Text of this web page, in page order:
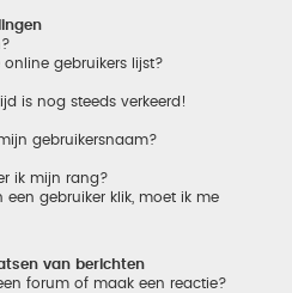
gebruikers lijst?
is nog steeds verkeerd!
gebruikersnaam?
ik mijn rang?
gebruiker klik, moet ik me
van berichten
forum of maak een reactie?